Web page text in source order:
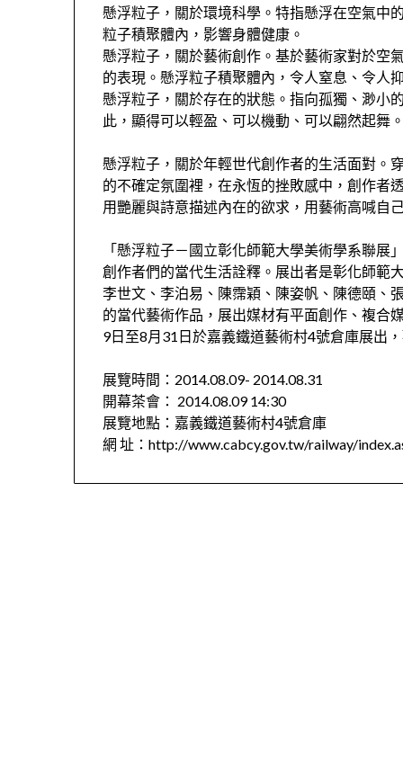
懸浮粒子，關於環境科學。特指懸浮在空氣中
粒子積聚體內，影響身體健康。
懸浮粒子，關於藝術創作。基於藝術家對於空
的表現。懸浮粒子積聚體內，令人窒息、令人
懸浮粒子，關於存在的狀態。指向孤獨、渺小
此，顯得可以輕盈、可以機動、可以翩然起舞
懸浮粒子，關於年輕世代創作者的生活面對。
的不確定氛圍裡，在永恆的挫敗感中，創作者
用艷麗與詩意描述內在的欲求，用藝術高喊自
「懸浮粒子－國立彰化師範大學美術學系聯
創作者們的當代生活詮釋。展出者是彰化師範
李世文、李泊易、陳霈穎、陳姿帆、陳德頤、
的當代藝術作品，展出媒材有平面創作、複合
9日至8月31日於嘉義鐵道藝術村4號倉庫展出
展覽時間：2014.08.09- 2014.08.31
開幕茶會： 2014.08.09 14:30
展覽地點：嘉義鐵道藝術村4號倉庫
網 址：http://www.cabcy.gov.tw/railway/